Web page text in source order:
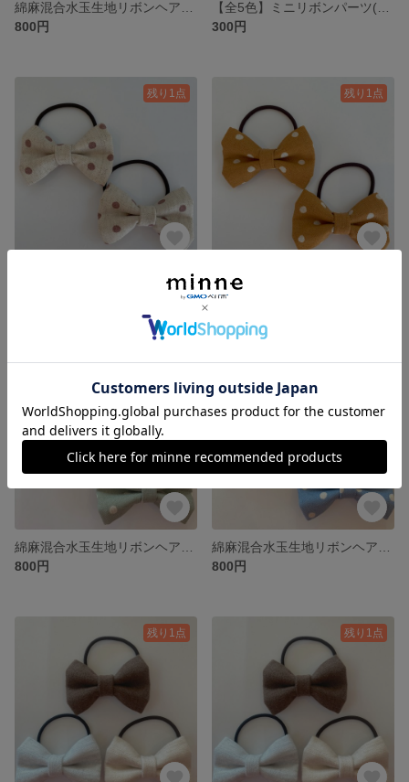
800円
300円
残り1点
綿麻混合水玉生地リボンヘアゴム【ローズピンクドット】
残り1点
800円
残り1点
800円
残り1点
800円
残り1点 残り1点